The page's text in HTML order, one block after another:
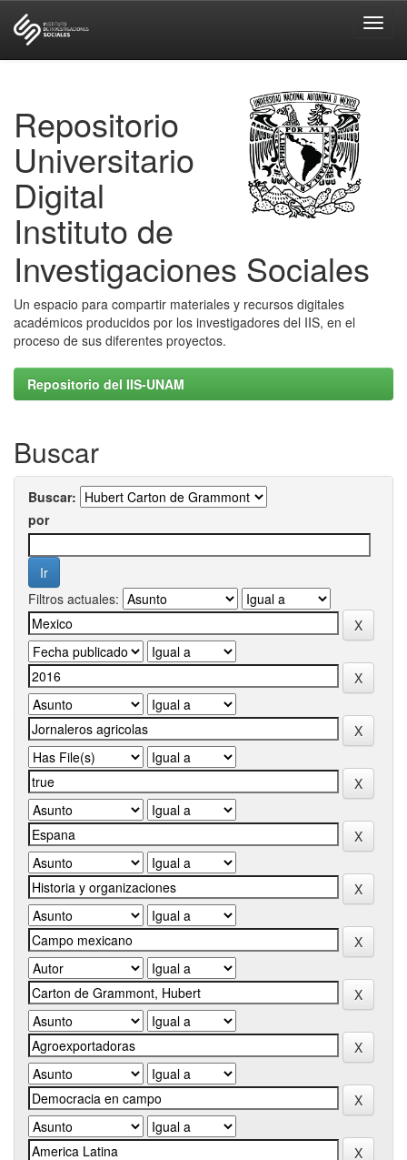
Repositorio
Universitario
Digital
Instituto de
Investigaciones Sociales
Un espacio para compartir materiales y recursos digitales
académicos producidos por los investigadores del IIS, en el
proceso de sus diferentes proyectos.
Repositorio del IIS-UNAM
Buscar
Buscar:
por
Filtros actuales: